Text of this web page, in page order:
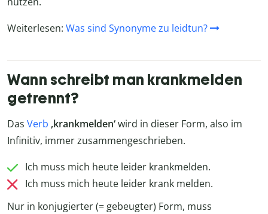
Weiterlesen: Was sind Synonyme zu leidtun?
Wann schreibt man krankmelden
getrennt?
Das Verb ‚krankmelden‘wird in dieser Form, also im
Infinitiv, immer zusammengeschrieben.
Ich muss mich heute leider krankmelden.
Ich muss mich heute leider krank melden.
Nur in konjugierter (= gebeugter) Form, muss